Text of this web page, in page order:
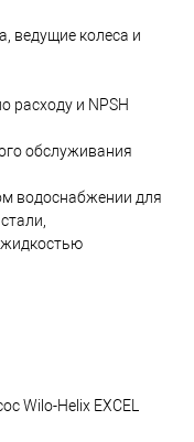
ведущие колеса и
расходу и NPSH
обслуживания
водоснабжении для
Wilo-Helix EXCEL